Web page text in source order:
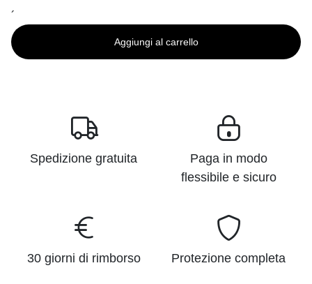
´
Aggiungi al carrello
Spedizione gratuita
Paga in modo
flessibile e sicuro
30 giorni di rimborso Protezione completa